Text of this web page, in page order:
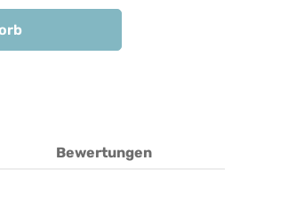
Bewertungen